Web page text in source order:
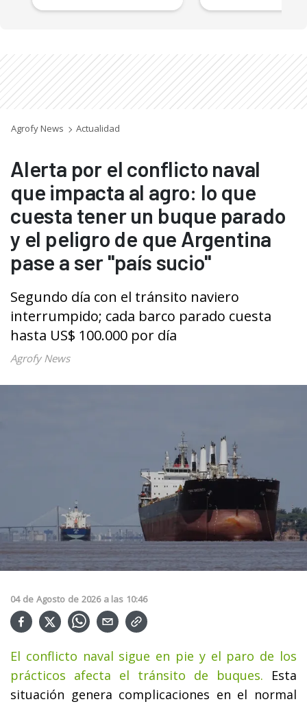
Agrofy News Actualidad
Alerta por el conflicto naval
que impacta al agro: lo que
cuesta tener un buque parado
y el peligro de que Argentina
pase a ser "país sucio"
Segundo día con el tránsito naviero
interrumpido; cada barco parado cuesta
hasta US$ 100.000 por día
Agrofy News
04 de Agosto de 2026 a las 10:46
El conflicto naval sigue en pie y el paro de los
prácticos afecta el tránsito de buques. Esta
situación genera complicaciones en el normal